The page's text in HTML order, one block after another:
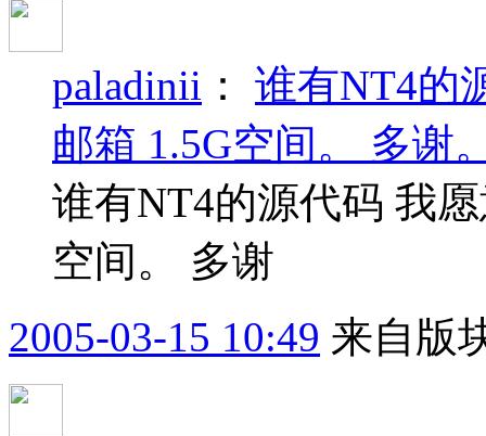
paladinii ： 谁有NT4的
邮箱 1.5G空间。 多谢
谁有NT4的源代码 我
空间。 多谢
2005-03-15 10:49 来自版